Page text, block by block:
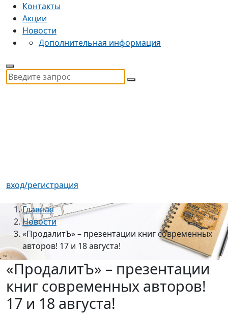
Контакты
Акции
Новости
Дополнительная информация
вход/регистрация
Главная
Новости
«ПродалитЪ» – презентации книг современных
авторов! 17 и 18 августа!
«ПродалитЪ» – презентации
книг современных авторов!
17 и 18 августа!